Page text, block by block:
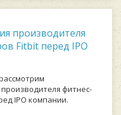
производителя
Fitbit перед IPO
фитнес-
IPO компании.